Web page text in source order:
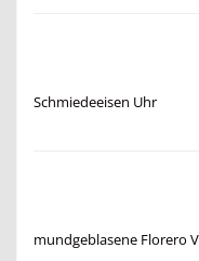
Schmiedeeisen Uhr
mundgeblasene Florero